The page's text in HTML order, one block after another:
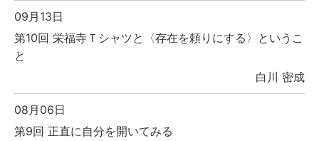
09月13日
第10回 栄福寺Ｔシャツと〈存在を頼りにする〉というこ
と
白川 密成
08月06日
第9回 正直に自分を開いてみる